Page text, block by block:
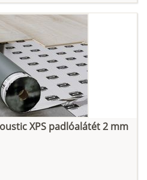
XPS padlóalátét 2 mm